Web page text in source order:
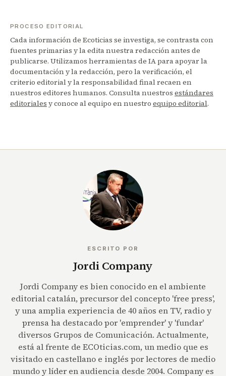
PROCESO EDITORIAL
Cada información de Ecoticias se investiga, se contrasta con
fuentes primarias y la edita nuestra redacción antes de
publicarse. Utilizamos herramientas de IA para apoyar la
documentación y la redacción, pero la verificación, el
criterio editorial y la responsabilidad final recaen en
nuestros editores humanos. Consulta nuestros estándares
editoriales y conoce al equipo en nuestro equipo editorial.
ESCRITO POR
Jordi Company
Jordi Company es bien conocido en el ambiente
editorial catalán, precursor del concepto 'free press',
y una amplia experiencia de 40 años en TV, radio y
prensa ha destacado por 'emprender' y 'fundar'
diversos Grupos de Comunicación. Actualmente,
está al frente de ECOticias.com, un medio que es
visitado en castellano e inglés por lectores de medio
mundo y líder en audiencia desde 2004. Company es